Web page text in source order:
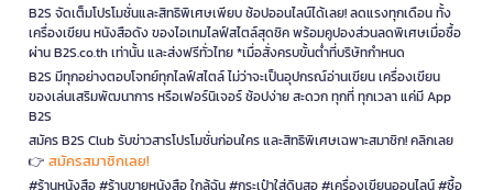
B2S จัดเต็มโปรโมชั่นและสิทธิพิเศษเพียบ ช้อปออนไลน์ได้เลย! ลดแรงทุกเดือน ทั้ง
เครื่องเขียน หนังสือดัง ของไอเทมไลฟ์สไตล์สุดชิค พร้อมคูปองส่วนลดพิเศษเมื่อซื้อ
ผ่าน B2S.co.th เท่านั้น และส่งฟรีทั่วไทย *เมื่อสั่งครบขั้นต่ำที่บริษัทกำหนด
B2S มีทุกอย่างตอบโจทย์ทุกไลฟ์สไตล์ ไม่ว่าจะเป็นอุปกรณ์อ่านเขียน เครื่องเขียน
ของเล่นเสริมพัฒนาการ หรือเฟอร์นิเจอร์ ช้อปง่าย สะดวก ทุกที่ ทุกเวลา แค่มี App
B2S
สมัคร B2S Club รับข่าวสารโปรโมชั่นก่อนใคร และสิทธิพิเศษเฉพาะสมาชิก! คลิกเลย
👉 สมัครสมาชิกเลย!
#ร้านหนังสือ #ร้านขายหนังสือ ใกล้ฉัน #กระเป๋าใส่ดินสอ #เครื่องเขียนออนไลน์ #ซื้อ